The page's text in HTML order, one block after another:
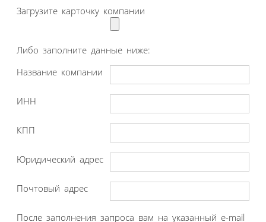
Загрузите карточку компании
Либо заполните данные ниже:
Название компании
ИНН
КПП
Юридический адрес
Почтовый адрес
После заполнения запроса вам на указанный e-mail